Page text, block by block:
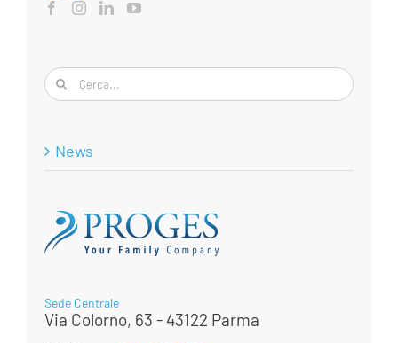
Cerca
per:
News
Sede Centrale
Via Colorno, 63 - 43122 Parma